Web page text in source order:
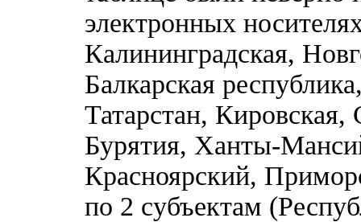
электронных
Калининградская,
Балкарская
Татарстан, Кировская,
Бурятия, Ханты-
Красноярский,
по 2 субъектам